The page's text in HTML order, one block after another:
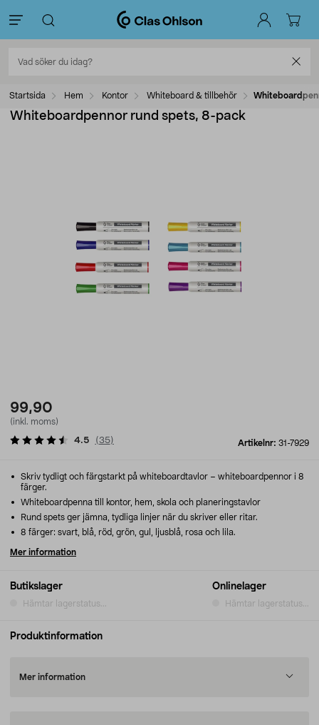
Startsida Hem Kontor Whiteboard & tillbehör
Whiteboardpennor rund spets, 8-pack
99,90
(inkl. moms)
Artikelnr: 31-7929
4.5 (35)
Butikslager
Hämtar lagerstatus...
Onlinelager
Hämtar lagerstatus...
Skriv tydligt och färgstarkt på whiteboardtavlor – whiteboardpennor i 8
färger.
Whiteboardpenna till kontor, hem, skola och planeringstavlor
Rund spets ger jämna, tydliga linjer när du skriver eller ritar.
8 färger: svart, blå, röd, grön, gul, ljusblå, rosa och lila.
Mer information
Produktinformation
Mer information